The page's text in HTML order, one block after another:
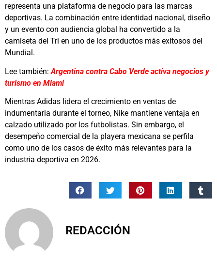
representa una plataforma de negocio para las marcas
deportivas. La combinación entre identidad nacional, diseño
y un evento con audiencia global ha convertido a la
camiseta del Tri en uno de los productos más exitosos del
Mundial.
Lee también: Argentina contra Cabo Verde activa negocios y
turismo en Miami
Mientras Adidas lidera el crecimiento en ventas de
indumentaria durante el torneo, Nike mantiene ventaja en
calzado utilizado por los futbolistas. Sin embargo, el
desempeño comercial de la playera mexicana se perfila
como uno de los casos de éxito más relevantes para la
industria deportiva en 2026.
REDACCIÓN